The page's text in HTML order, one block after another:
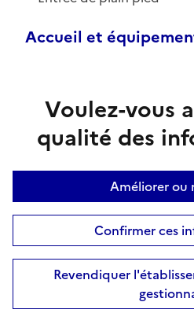
Accueil et
Voulez-vous
qualité des
Améliorer ou
Confirmer ces
Revendiquer